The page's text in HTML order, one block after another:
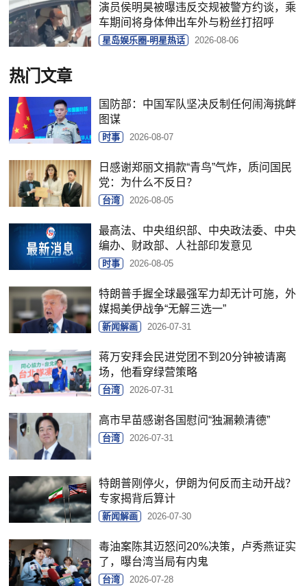
演员侯明昊被曝违反交规被警方约谈，乘
车期间将身体伸出车外与粉丝打招呼
星岛娱乐圈-明星热话 2026-08-06
热门文章
国防部：中国军队坚决反制任何闹海挑衅
图谋
时事 2026-08-07
日感谢郑丽文捐款“青鸟”气炸，质问国民
党：为什么不反日？
台湾 2026-08-05
最高法、中央组织部、中央政法委、中央
编办、财政部、人社部印发意见
时事 2026-08-05
特朗普手握全球最强军力却无计可施，外
媒揭美伊战争“无解三选一”
新闻解画 2026-07-31
蒋万安拜会民进党团不到20分钟被请离
场，他看穿绿营策略
台湾 2026-07-31
高市早苗感谢各国慰问“独漏赖清德”
台湾 2026-07-31
特朗普刚停火，伊朗为何反而主动开战？
专家揭背后算计
新闻解画 2026-07-30
毒油案陈其迈怒问20%决策，卢秀燕证实
了，曝台湾当局有内鬼
台湾 2026-07-28